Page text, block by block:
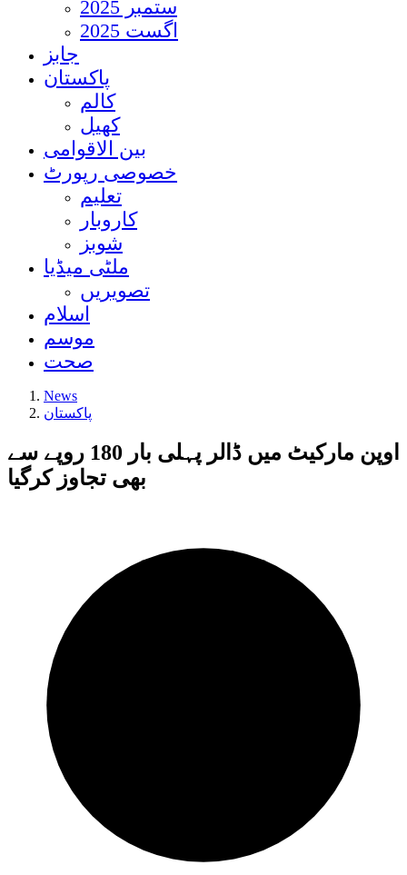
ستمبر 2025
اگست 2025
جابز
پاکستان
کالم
کھیل
بین الاقوامی
خصوصی رپورٹ
تعلیم
کاروبار
شوبز
ملٹی میڈیا
تصویریں
اسلام
موسم
صحت
News
پاکستان
اوپن مارکیٹ میں ڈالر پہلی بار 180 روپے سے
بھی تجاوز کرگیا